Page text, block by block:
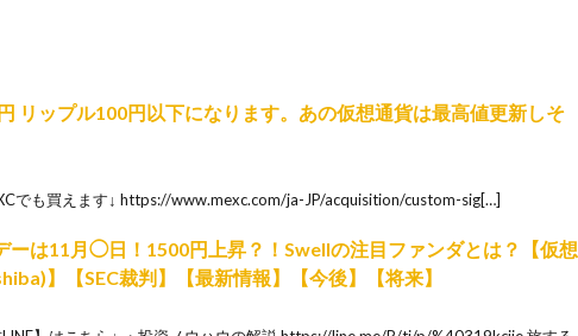
リップル100円以下になります。あの仮想通貨は最高値更新しそ
でも買えます↓ https://www.mexc.com/ja-JP/acquisition/custom-sig[…]
ーは11月◯日！1500円上昇？！Swellの注目ファンダとは？【仮想
】【SEC裁判】【最新情報】【今後】【将来】